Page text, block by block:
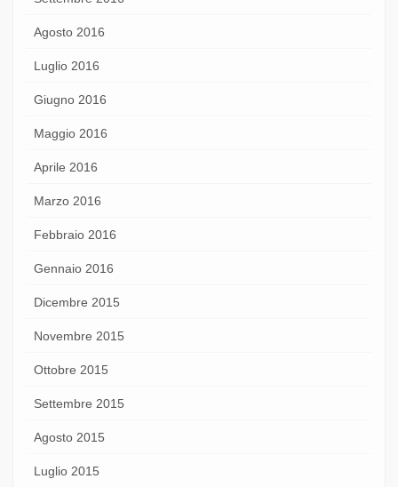
Agosto 2016
Luglio 2016
Giugno 2016
Maggio 2016
Aprile 2016
Marzo 2016
Febbraio 2016
Gennaio 2016
Dicembre 2015
Novembre 2015
Ottobre 2015
Settembre 2015
Agosto 2015
Luglio 2015